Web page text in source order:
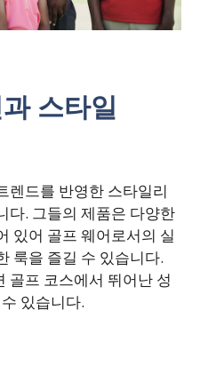
스타일
렌드를 반영한 스타일리
다. 그들의 제품은 다양한
있어 골프 웨어로서의 실
룩을 즐길 수 있습니다.
골프 코스에서 뛰어난 성
있습니다.